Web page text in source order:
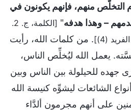
منهم، فإنهم يكونون في
– وهذا هدفه"
[الكلمة، ج. 2.
(4)]
. من كلمات الله، رأيت
يعمل الله ليُخلِّص الناس،
جهده للحيلولة بين الناس وبين
الشائعات ليشوِّه كنيسة الله
على أنهم مجرمون ألدَّاء